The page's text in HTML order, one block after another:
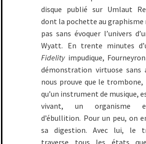
disque publié sur Umlaut
dont la pochette au graphisme
pas sans évoquer l’univers
Wyatt. En trente minutes
Fidelityimpudique,
démonstration virtuose sans
nous prouve que le trombone,
qu’un instrument de musique,
vivant, un organisme
d’ébullition. Pour un peu, on
sa digestion. Avec lui, le
traverse tous les états